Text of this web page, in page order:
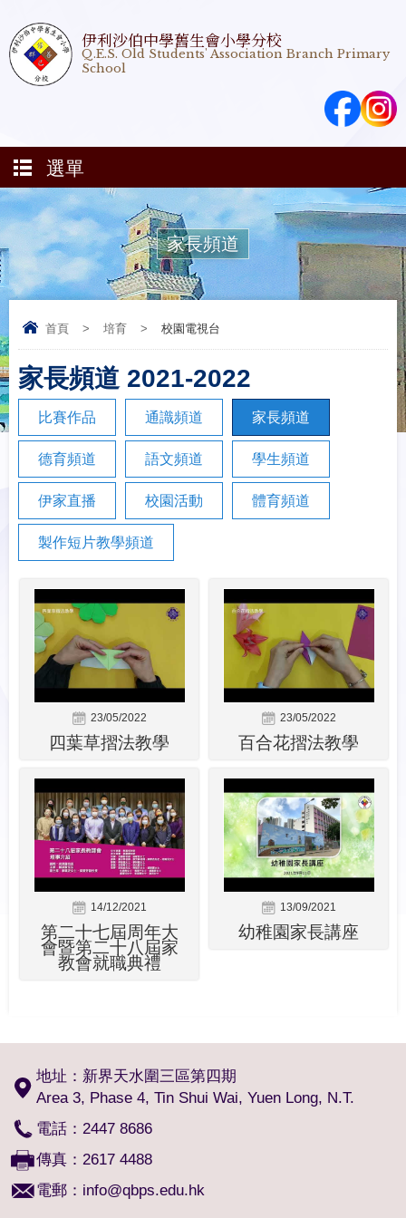
伊利沙伯中學舊生會小學分校
Q.E.S. Old Students' Association Branch Primary
School
選單
家長頻道
首頁 > 培育 > 校園電視台
家長頻道 2021-2022
比賽作品 通識頻道 家長頻道
德育頻道 語文頻道 學生頻道
伊家直播 校園活動 體育頻道
製作短片教學頻道
23/05/2022
四葉草摺法教學
23/05/2022
百合花摺法教學
14/12/2021
第二十七屆周年大
會暨第二十八屆家
教會就職典禮
13/09/2021
幼稚園家長講座
地址：新界天水圍三區第四期
Area 3, Phase 4, Tin Shui Wai, Yuen Long, N.T.
電話：2447 8686
傳真：2617 4488
電郵： info@qbps.edu.hk